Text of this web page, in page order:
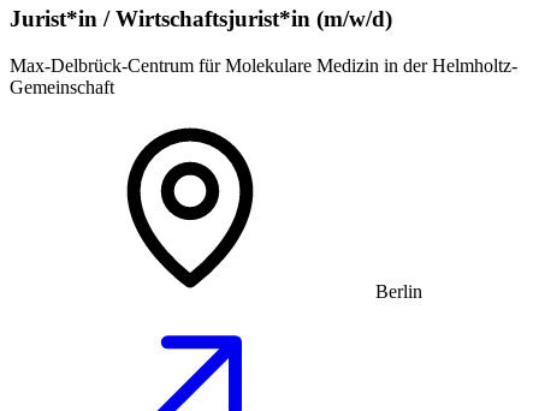
Jurist*in / Wirtschafts­jurist*in (m/w/d)
Max-Delbrück-Centrum für Molekulare Medizin in der Helmholtz-
Gemeinschaft
Berlin